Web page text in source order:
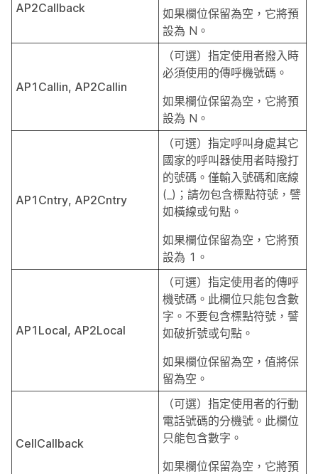
AP2Callback
如果欄位保留為空，它將預
設為 N。
AP1Callin, AP2Callin
（可選）指定使用者撥入時
必須使用的傳呼機號碼。
如果欄位保留為空，它將預
設為 N。
AP1Cntry, AP2Cntry
（可選）指定呼叫身處其它
國家的呼叫器使用者時撥打
的號碼。僅輸入號碼和底線
(_)；請勿包含標點符號，譬
如橫線或句點。
如果欄位保留為空，它將預
設為 1。
AP1Local, AP2Local
（可選）指定使用者的傳呼
機號碼。此欄位只能包含數
字。不要包含標點符號，譬
如破折號或句點。
如果欄位保留為空，值將保
留為空。
CellCallback
（可選）指定使用者的行動
電話號碼的分機號。此欄位
只能包含數字。
如果欄位保留為空，它將預